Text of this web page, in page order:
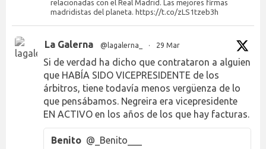
relacionadas con el Real Madrid. Las mejores firmas
madridistas del planeta. https://t.co/zLS1tzeb3h
La Galerna @lagalerna_ · 29 Mar
Si de verdad ha dicho que contrataron a alguien
que HABÍA SIDO VICEPRESIDENTE de los
árbitros, tiene todavía menos vergüenza de lo
que pensábamos. Negreira era vicepresidente
EN ACTIVO en los años de los que hay facturas.
Benito @_Benito___